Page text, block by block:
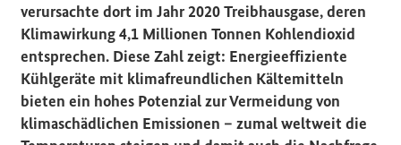
verursachte dort im Jahr 2020 Treibhausgase, deren
Klimawirkung 4,1 Millionen Tonnen Kohlendioxid
entsprechen. Diese Zahl zeigt: Energieeffiziente
Kühlgeräte mit klimafreundlichen Kältemitteln
bieten ein hohes Potenzial zur Vermeidung von
klimaschädlichen Emissionen – zumal weltweit die